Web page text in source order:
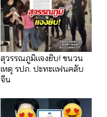
สุวรรณภูมิแจงยิบ! ชนวน
เหตุ รปภ. ปะทะแฟนคลับ
จีน